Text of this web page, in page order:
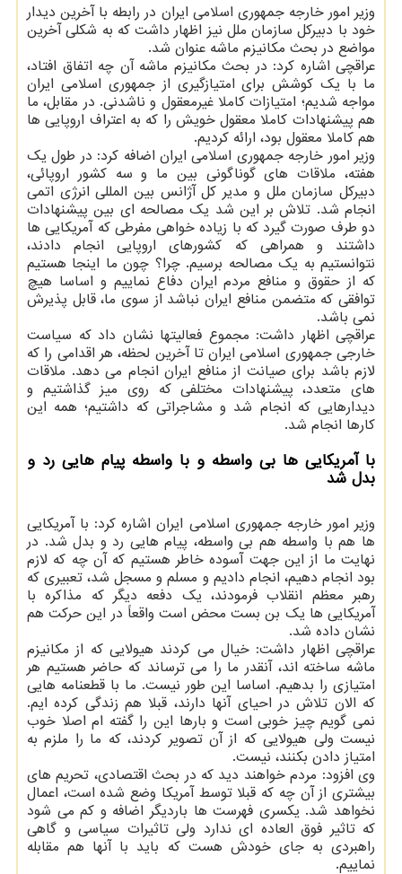
وزیر امور خارجه جمهوری اسلامی ایران در رابطه با آخرین دیدار
خود با دبیرکل سازمان ملل نیز اظهار داشت که به شکلی آخرین
مواضع در بحث مکانیزم ماشه عنوان شد.
عراقچی اشاره کرد: در بحث مکانیزم ماشه آن چه اتفاق افتاد،
ما با یک کوشش برای امتیازگیری از جمهوری اسلامی ایران
مواجه شدیم؛ امتیازات کاملا غیرمعقول و ناشدنی. در مقابل، ما
هم پیشنهادات کاملا معقول خویش را که به اعتراف اروپایی ها
هم کاملا معقول بود، ارائه کردیم.
وزیر امور خارجه جمهوری اسلامی ایران اضافه کرد: در طول یک
هفته، ملاقات های گوناگونی بین ما و سه کشور اروپائی،
دبیرکل سازمان ملل و مدیر کل آژانس بین المللی انرژی اتمی
انجام شد. تلاش بر این شد یک مصالحه ای بین پیشنهادات
دو طرف صورت گیرد که با زیاده خواهی مفرطی که آمریکایی ها
داشتند و همراهی که کشورهای اروپایی انجام دادند،
نتوانستیم به یک مصالحه برسیم. چرا؟ چون ما اینجا هستیم
که از حقوق و منافع مردم ایران دفاع نماییم و اساسا هیچ
توافقی که متضمن منافع ایران نباشد از سوی ما، قابل پذیرش
نمی باشد.
عراقچی اظهار داشت: مجموع فعالیتها نشان داد که سیاست
خارجی جمهوری اسلامی ایران تا آخرین لحظه، هر اقدامی را که
لازم باشد برای صیانت از منافع ایران انجام می دهد. ملاقات
های متعدد، پیشنهادات مختلفی که روی میز گذاشتیم و
دیدارهایی که انجام شد و مشاجراتی که داشتیم؛ همه این
کارها انجام شد.
با آمریکایی ها بی واسطه و با واسطه پیام هایی رد و
بدل شد
وزیر امور خارجه جمهوری اسلامی ایران اشاره کرد: با آمریکایی
ها هم با واسطه هم بی واسطه، پیام هایی رد و بدل شد. در
نهایت ما از این جهت آسوده خاطر هستیم که آن چه که لازم
بود انجام دهیم، انجام دادیم و مسلم و مسجل شد، تعبیری که
رهبر معظم انقلاب فرمودند، یک دفعه دیگر که مذاکره با
آمریکایی ها یک بن بست محض است واقعاً در این حرکت هم
نشان داده شد.
عراقچی اظهار داشت: خیال می کردند هیولایی که از مکانیزم
ماشه ساخته اند، آنقدر ما را می ترساند که حاضر هستیم هر
امتیازی را بدهیم. اساسا این طور نیست. ما با قطعنامه هایی
که الان تلاش در احیای آنها دارند، قبلا هم زندگی کرده ایم.
نمی گویم چیز خوبی است و بارها این را گفته ام اصلا خوب
نیست ولی هیولایی که از آن تصویر کردند، که ما را ملزم به
امتیاز دادن بکنند، نیست.
وی افزود: مردم خواهند دید که در بحث اقتصادی، تحریم های
بیشتری از آن چه که قبلا توسط آمریکا وضع شده است، اعمال
نخواهد شد. یکسری فهرست ها باردیگر اضافه و کم می شود
که تاثیر فوق العاده ای ندارد ولی تاثیرات سیاسی و گاهی
راهبردی به جای خودش هست که باید با آنها هم مقابله
نماییم.